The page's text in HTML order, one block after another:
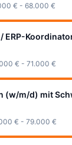
€ - 68.000 €
ERP-
€ - 71.000 €
m/d) mit
€ - 79.000 €